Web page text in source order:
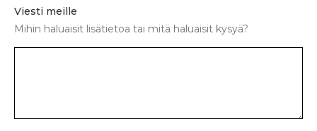
Viesti meille
Mihin haluaisit lisätietoa tai mitä haluaisit kysyä?